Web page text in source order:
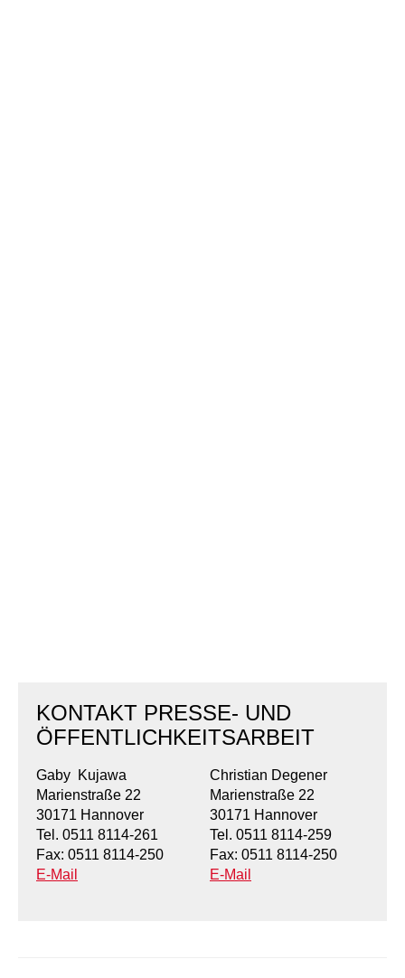
KONTAKT PRESSE- UND
ÖFFENTLICHKEITSARBEIT
Gaby Kujawa
Marienstraße 22
30171 Hannover
Tel. 0511 8114-261
Fax: 0511 8114-250
E-Mail
Christian Degener
Marienstraße 22
30171 Hannover
Tel. 0511 8114-259
Fax: 0511 8114-250
E-Mail